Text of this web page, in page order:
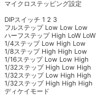
マイクロステッピング設定
DIPスイッチ 1 2 3
フルステップ Low Low Low
ハーフステップ High LoW LoW
1/4ステップ Low High Low
1/8ステップ High High Low
1/16ステップ Low Low High
1/32ステップ High Low High
1/32ステップ Low High High
1/32ステップ High High High
ディケイモード